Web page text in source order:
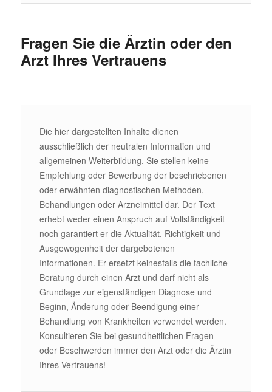
Fragen Sie die Ärztin oder den
Arzt Ihres Vertrauens
Die hier dargestellten Inhalte dienen
ausschließlich der neutralen Information und
allgemeinen Weiterbildung. Sie stellen keine
Empfehlung oder Bewerbung der beschriebenen
oder erwähnten diagnostischen Methoden,
Behandlungen oder Arzneimittel dar. Der Text
erhebt weder einen Anspruch auf Vollständigkeit
noch garantiert er die Aktualität, Richtigkeit und
Ausgewogenheit der dargebotenen
Informationen. Er ersetzt keinesfalls die fachliche
Beratung durch einen Arzt und darf nicht als
Grundlage zur eigenständigen Diagnose und
Beginn, Änderung oder Beendigung einer
Behandlung von Krankheiten verwendet werden.
Konsultieren Sie bei gesundheitlichen Fragen
oder Beschwerden immer den Arzt oder die Ärztin
Ihres Vertrauens!